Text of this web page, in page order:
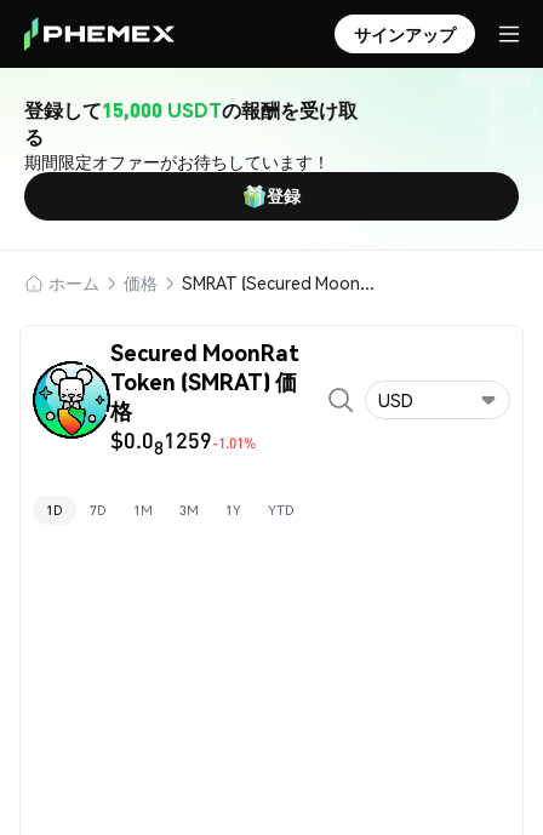
サインアップ
登録して15,000 USDTの報酬を受け取
る
期間限定オファーがお待ちしています！
登録
ホーム 価格 SMRAT (Secured MoonRat Token)
Secured MoonRat
Token (SMRAT) 価
格
$0.081259-1.01%
USD
1D 7D 1M 3M 1Y YTD